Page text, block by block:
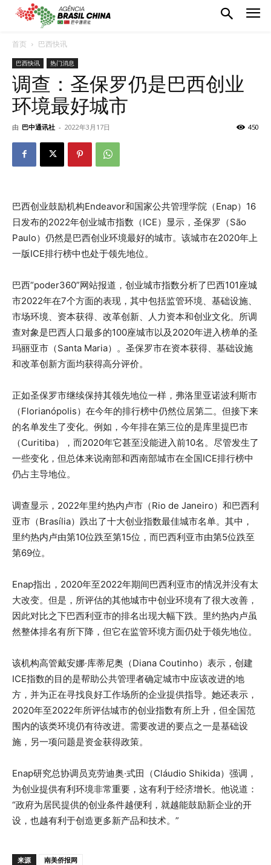
首页 巴西快讯
巴西快讯 热门消息
调查：圣保罗仍是巴西创业
环境最好城市
由 巴中通讯社 - 2022年3月17日 450
巴西创业鼓励机构Endeavor和国家公共管理学院（Enap）16
日发布的2022年创业城市指数（ICE）显示，圣保罗（São
Paulo）仍然是巴西创业环境最好的城市。该城市在2020年上
一版ICE排行榜中也处于领先地位。
巴西“poder360”网站报道，创业城市指数分析了巴西101座城
市2022年在7个方面的表现，其中包括监管环境、基础设施、
市场环境、资本获得、改革创新、人力资本和创业文化。所调
查对象是巴西人口最多的100座城市以及2020年进入榜单的圣
玛丽亚市（Santa Maria）。圣保罗市在资本获得、基础设施
和改革创新方面均获得高分评价。
正如圣保罗市继续保持其领先地位一样，弗洛里亚诺波利斯市
（Florianópolis）在今年的排行榜中仍然位居第二。但接下来
的名单发生了变化。例如，今年排在第三位的是库里提巴市
（Curitiba），而2020年它甚至没能进入前10名。尽管发生了
一些变化，但总体来说南部和西南部城市在全国ICE排行榜中
仍占主导地位。
调查显示，2022年里约热内卢市（Rio de Janeiro）和巴西利
亚市（Brasília）跌出了十大创业指数最佳城市名单。其中，
里约热内卢由第10位跌至第15位，而巴西利亚市由第5位跌至
第69位。
Enap指出，2020年至2022年期间巴西利亚市的情况并没有太
大改变。但是，所评估的其他城市中创业环境有了很大改善，
因此对比之下巴西利亚市的排名出现大幅下跌。里约热内卢虽
然整体排名有所下降，但它在监管环境方面仍处于领先地位。
该机构高管戴安娜·库蒂尼奥（Diana Coutinho）表示，创建
ICE指数的目的是帮助公共管理者确定城市中应该改进的地
方，并为正在寻找良好工作场所的企业提供指导。她还表示，
2020年至2022年所评估城市的创业指数有所上升，但全国范
围内的该类环境仍有待改进。需要改进的要点之一是基础设
施，另一项问题是资金获得政策。
Enap研究总协调员克劳迪奥·式田（Cláudio Shikida）强调，
为创业提供有利环境非常重要，这有利于经济增长。他说道：
“政府为居民提供的创业条件越便利，就越能鼓励新企业的开
设，也越有利于创造更多新产品和技术。”
来源 南美侨报网